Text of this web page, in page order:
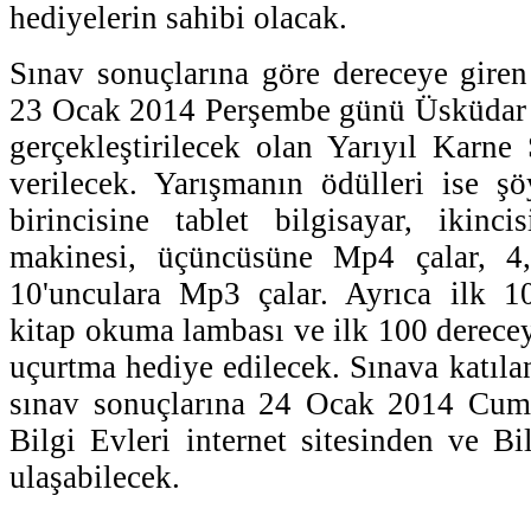
hediyelerin sahibi olacak.
Sınav sonuçlarına göre dereceye
23 Ocak 2014 Perşembe günü
gerçekleştirilecek olan Yarıyıl Karne
verilecek. Yarışmanın ödülleri ise
birincisine tablet bilgisayar,
makinesi, üçüncüsüne Mp4
10'unculara Mp3 çalar. Ayrıca ilk
kitap okuma lambası ve ilk 100
uçurtma hediye edilecek. Sınava
sınav sonuçlarına 24 Ocak 2014
Bilgi Evleri internet sitesinden ve
ulaşabilecek.